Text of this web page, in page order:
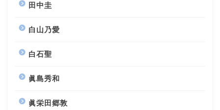
田中圭
白山乃愛
白石聖
眞島秀和
眞栄田郷敦